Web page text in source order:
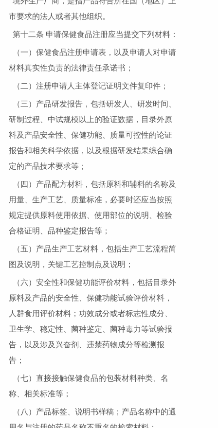
市要求的法人或者其他组织。
第十二条 申请保健食品注册应当提交下列材料：
（一）保健食品注册申请表，以及申请人对申请
材料真实性负责的法律责任承诺书；
（二）注册申请人主体登记证明文件复印件；
（三）产品研发报告，包括研发人、研发时间、
研制过程、中试规模以上的验证数据，目录外原
料及产品安全性、保健功能、质量可控性的论证
报告和相关科学依据，以及根据研发结果综合确
定的产品技术要求等；
（四）产品配方材料，包括原料和辅料的名称及
用量、生产工艺、质量标准，必要时还应当按照
规定提供原料使用依据、使用部位的说明、检验
合格证明、品种鉴定报告等；
（五）产品生产工艺材料，包括生产工艺流程简
图及说明，关键工艺控制点及说明；
（六）安全性和保健功能评价材料，包括目录外
原料及产品的安全性、保健功能试验评价材料，
人群食用评价材料；功效成分或者标志性成分、
卫生学、稳定性、菌种鉴定、菌种毒力等试验报
告，以及涉及兴奋剂、违禁药物成分等检测报
告；
（七）直接接触保健食品的包装材料种类、名
称、相关标准等；
（八）产品标签、说明书样稿；产品名称中的通